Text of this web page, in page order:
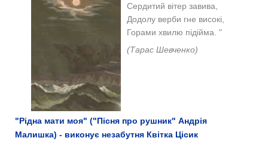
Сердитий вітер завива,
Додолу верби гне високі,
Горами хвилю підійма. "
(Тарас Шевченко)
"Рідна мати моя" ("Пісня про рушник" Андрія
Малишка) - виконує незабутня Квітка Цісик